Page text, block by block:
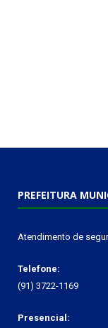
PREFEITURA
Atendimento de
Telefone:
(91) 3722-1169
Presencial: